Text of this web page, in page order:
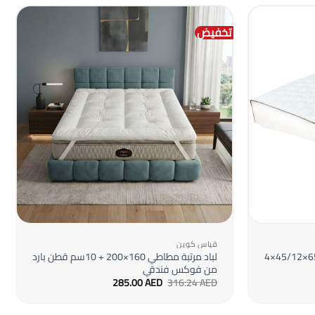
مخدة اسفينجية متعددة الأوضاع 65×45/12×4
تخفيض
+
قياس كوين
لباد مرتبة مطاطي 160×200 + 10سم قطن بارد
من فوكس فندقي
316.24AED السعر
الأصلي285.00AED